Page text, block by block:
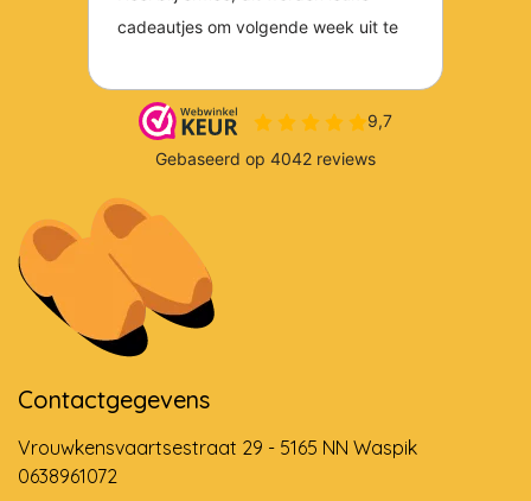
Contactgegevens
Vrouwkensvaartsestraat 29 - 5165 NN Waspik
0638961072